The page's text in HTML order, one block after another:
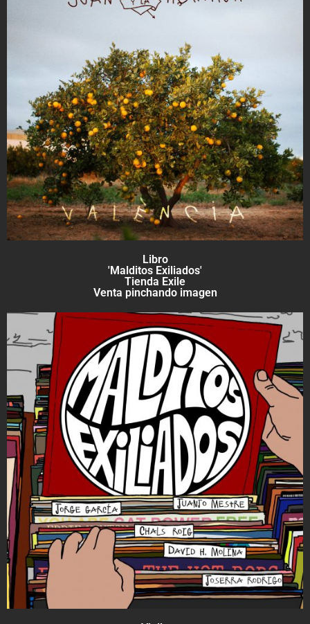
Libro
'Malditos Exiliados'
Tienda Exile
Venta pinchando imagen